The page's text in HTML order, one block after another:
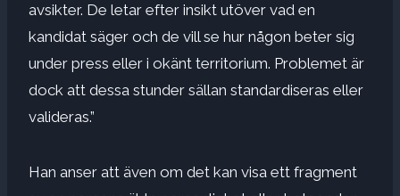
avsikter. De letar efter insikt utöver vad en
kandidat säger och de vill se hur någon beter sig
under press eller i okänt territorium. Problemet är
dock att dessa stunder sällan standardiseras eller
valideras.”
Han anser att även om det kan visa ett fragment